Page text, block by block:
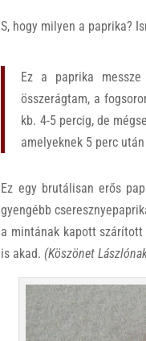
S, hogy milyen a paprika?
Ez a paprika
összerágtam, a
kb. 4-5 percig, de
amelyeknek 5 perc
Ez egy brutálisan erős
gyengébb
a mintának kapott
is akad. (Köszönet